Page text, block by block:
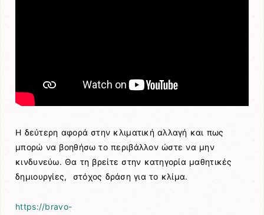
Η δεύτερη αφορά στην κλιματική αλλαγή και πως
μπορώ να βοηθήσω το περιβάλλον ώστε να μην
κινδυνεύω. Θα τη βρείτε στην κατηγορία μαθητικές
δημιουργίες, στόχος δράση για το κλίμα.
https://bravo-